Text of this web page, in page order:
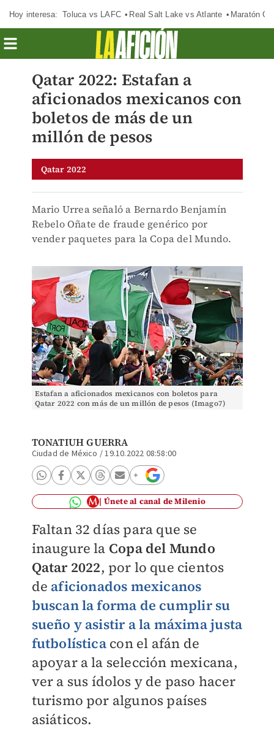
Hoy interesa: Toluca vs LAFC Real Salt Lake vs Atlante Maratón
Qatar 2022: Estafan a
aficionados mexicanos con
boletos de más de un
millón de pesos
Qatar 2022
Mario Urrea señaló a Bernardo Benjamín
Rebelo Oñate de fraude genérico por
vender paquetes para la Copa del Mundo.
Estafan a aficionados mexicanos con boletos para
Qatar 2022 con más de un millón de pesos (Imago7)
TONATIUH GUERRA
Ciudad de México /19.10.2022 08:58:00
Únete al canal de Milenio
Faltan 32 días para que se
inaugure la Copa del Mundo
Qatar 2022, por lo que cientos
de aficionados mexicanos
buscan la forma de cumplir su
sueño y asistir a la máxima justa
futbolísticacon el afán de
apoyar a la selección mexicana,
ver a sus ídolos y de paso hacer
turismo por algunos países
asiáticos.